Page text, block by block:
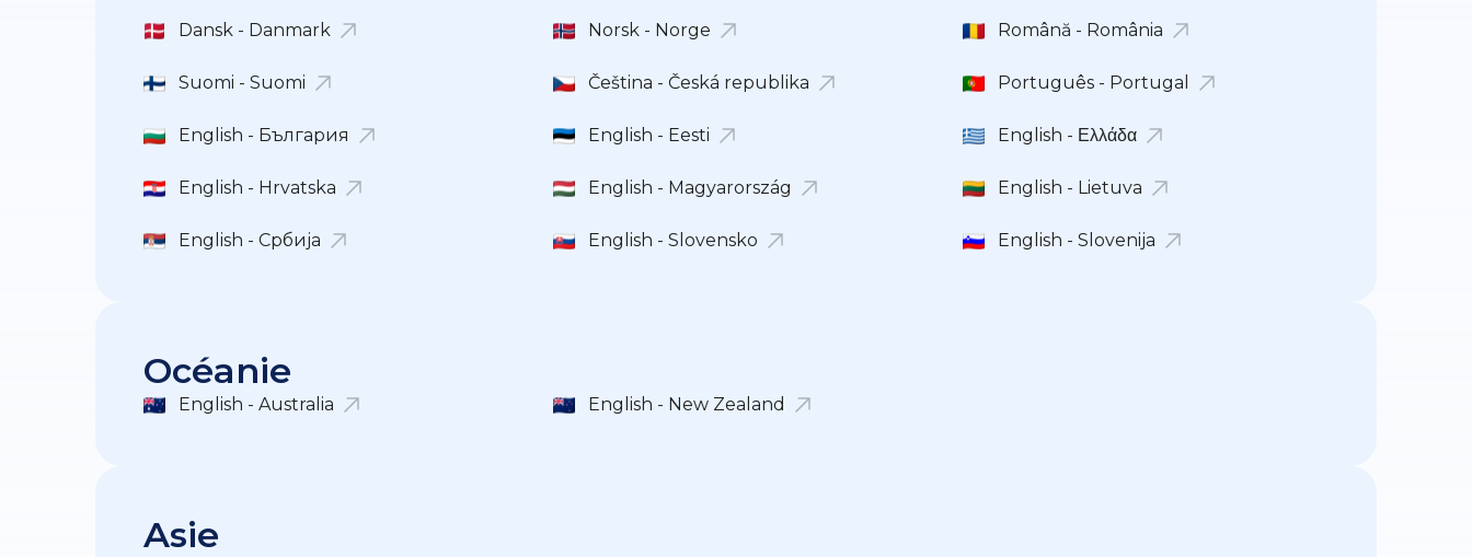
Dansk - Danmark Norsk - Norge Română - România
Suomi - Suomi Čeština - Česká republika Português - Portugal
English - България English - Eesti English - Ελλάδα
English - Hrvatska English - Magyarország English - Lietuva
English - Србија English - Slovensko English - Slovenija
Océanie
English - Australia English - New Zealand
Asie